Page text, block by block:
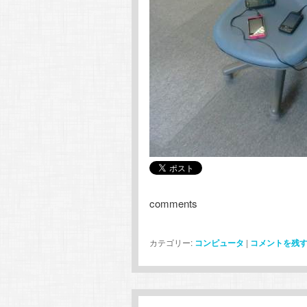
comments
カテゴリー: コンピュータ | コメントを残す